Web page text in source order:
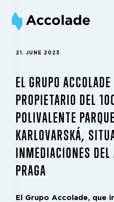
21. JUNE 2023
EL GRUPO
PROPIETARIO DEL
POLIVALENTE
KARLOVARSKÁ,
INMEDIACIONES DEL
PRAGA
El Grupo Accolade, que